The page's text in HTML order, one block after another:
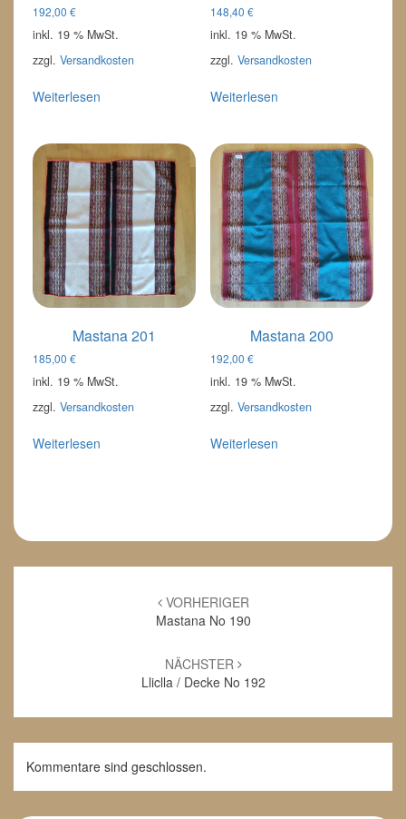
192,00 €
inkl. 19 % MwSt.
zzgl. Versandkosten
Weiterlesen
148,40 €
inkl. 19 % MwSt.
zzgl. Versandkosten
Weiterlesen
Mastana 201
185,00 €
inkl. 19 % MwSt.
zzgl. Versandkosten
Weiterlesen
Mastana 200
192,00 €
inkl. 19 % MwSt.
zzgl. Versandkosten
Weiterlesen
VORHERIGER
Mastana No 190
NÄCHSTER
Lliclla / Decke No 192
Kommentare sind geschlossen.